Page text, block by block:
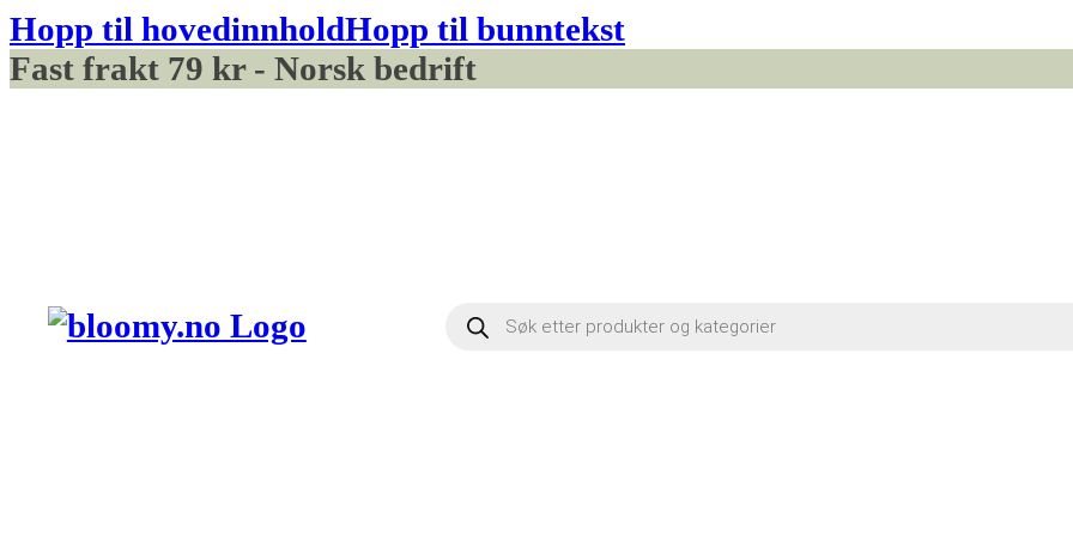
Hopp til hovedinnholdHopp til bunntekst
Fast frakt 79 kr - Norsk bedrift
Products
search